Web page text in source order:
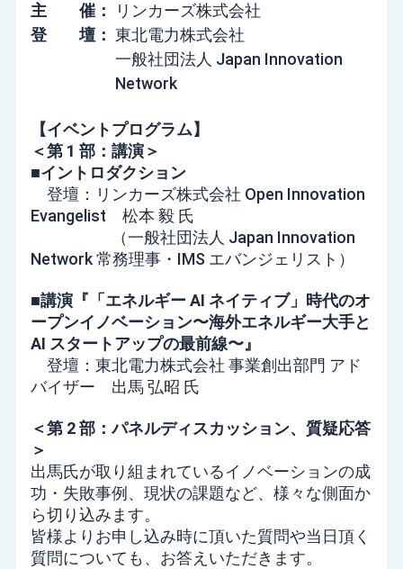
主 催：
リンカーズ株式会社
登 壇： 東北電力株式会社
一般社団法人 Japan Innovation
Network
【イベントプログラム】
＜第 1 部：講演＞
■イントロダクション
登壇：リンカーズ株式会社 Open Innovation
Evangelist 松本 毅 氏
（一般社団法人 Japan Innovation
Network 常務理事・IMS エバンジェリスト）
■講演『「エネルギー AI ネイティブ」時代のオ
ープンイノベーション〜海外エネルギー大手と
AI スタートアップの最前線〜』
登壇：東北電力株式会社 事業創出部門 アド
バイザー 出馬 弘昭 氏
＜第 2 部：パネルディスカッション、質疑応答
＞
出馬氏が取り組まれているイノベーションの成
功・失敗事例、現状の課題など、様々な側面か
ら切り込みます。
皆様よりお申し込み時に頂いた質問や当日頂く
質問についても、お答えいただきます。